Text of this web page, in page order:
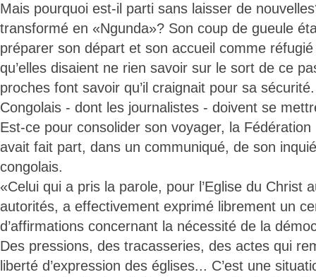
Mais pourquoi est-il parti sans laisser de
transformé en «Ngunda»? Son coup de gueule
préparer son départ et son accueil comme
qu’elles disaient ne rien savoir sur le sort de ce
proches font savoir qu’il craignait pour sa
Congolais - dont les journalistes - doivent se
Est-ce pour consolider son voyager, la
avait fait part, dans un communiqué, de son
congolais.
«Celui qui a pris la parole, pour l’Eglise du Christ
autorités, a effectivement exprimé librement un
d’affirmations concernant la nécessité de la
Des pressions, des tracasseries, des actes qui
liberté d’expression des églises... C’est une